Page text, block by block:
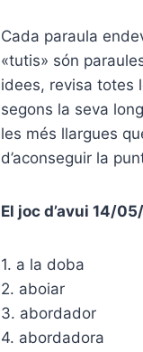
Cada paraula
«tutis» són
idees, revisa totes
segons la seva
les més llargues
d’aconseguir la
El joc d’avui 14/
1. a la doba
2. aboiar
3. abordador
4. abordadora